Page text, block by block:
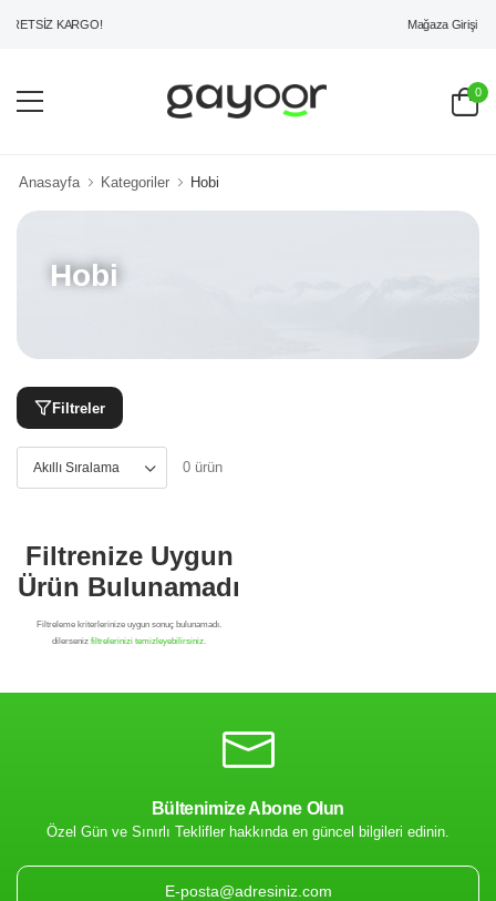
KARGO! Mağaza Girişi
0
Anasayfa Kategoriler Hobi
Hobi
Filtreler
0 ürün
Bültenimize Abone Olun
Özel Gün ve Sınırlı Teklifler hakkında en güncel bilgileri edinin.